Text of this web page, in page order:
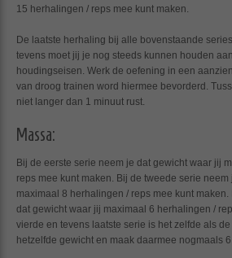
15 herhalingen / reps mee kunt maken.
De laatste herhaling bij alle bovenstaande
tevens moet jij je nog steeds kunnen houden
houdingseisen. Werk de oefening in een
van droog trainen word hiermee bevorderd.
niet langer dan 1 minuut rust.
Massa:
Bij de eerste serie neem je dat gewicht waar jij
reps mee kunt maken. Bij de tweede serie
maximaal 8 herhalingen / reps mee kunt
dat gewicht waar jij maximaal 6 herhalingen /
vierde en tevens laatste serie is het zelfde als
hetzelfde gewicht en maak daarmee nogmaals